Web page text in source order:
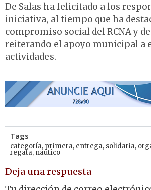
De Salas ha felicitado a los
iniciativa, al tiempo que ha
compromiso social del RCNA y
reiterando el apoyo municipal a
actividades.
Tags
categoría, primera, entrega, solidaria,
regata, naútico
Deja una respuesta